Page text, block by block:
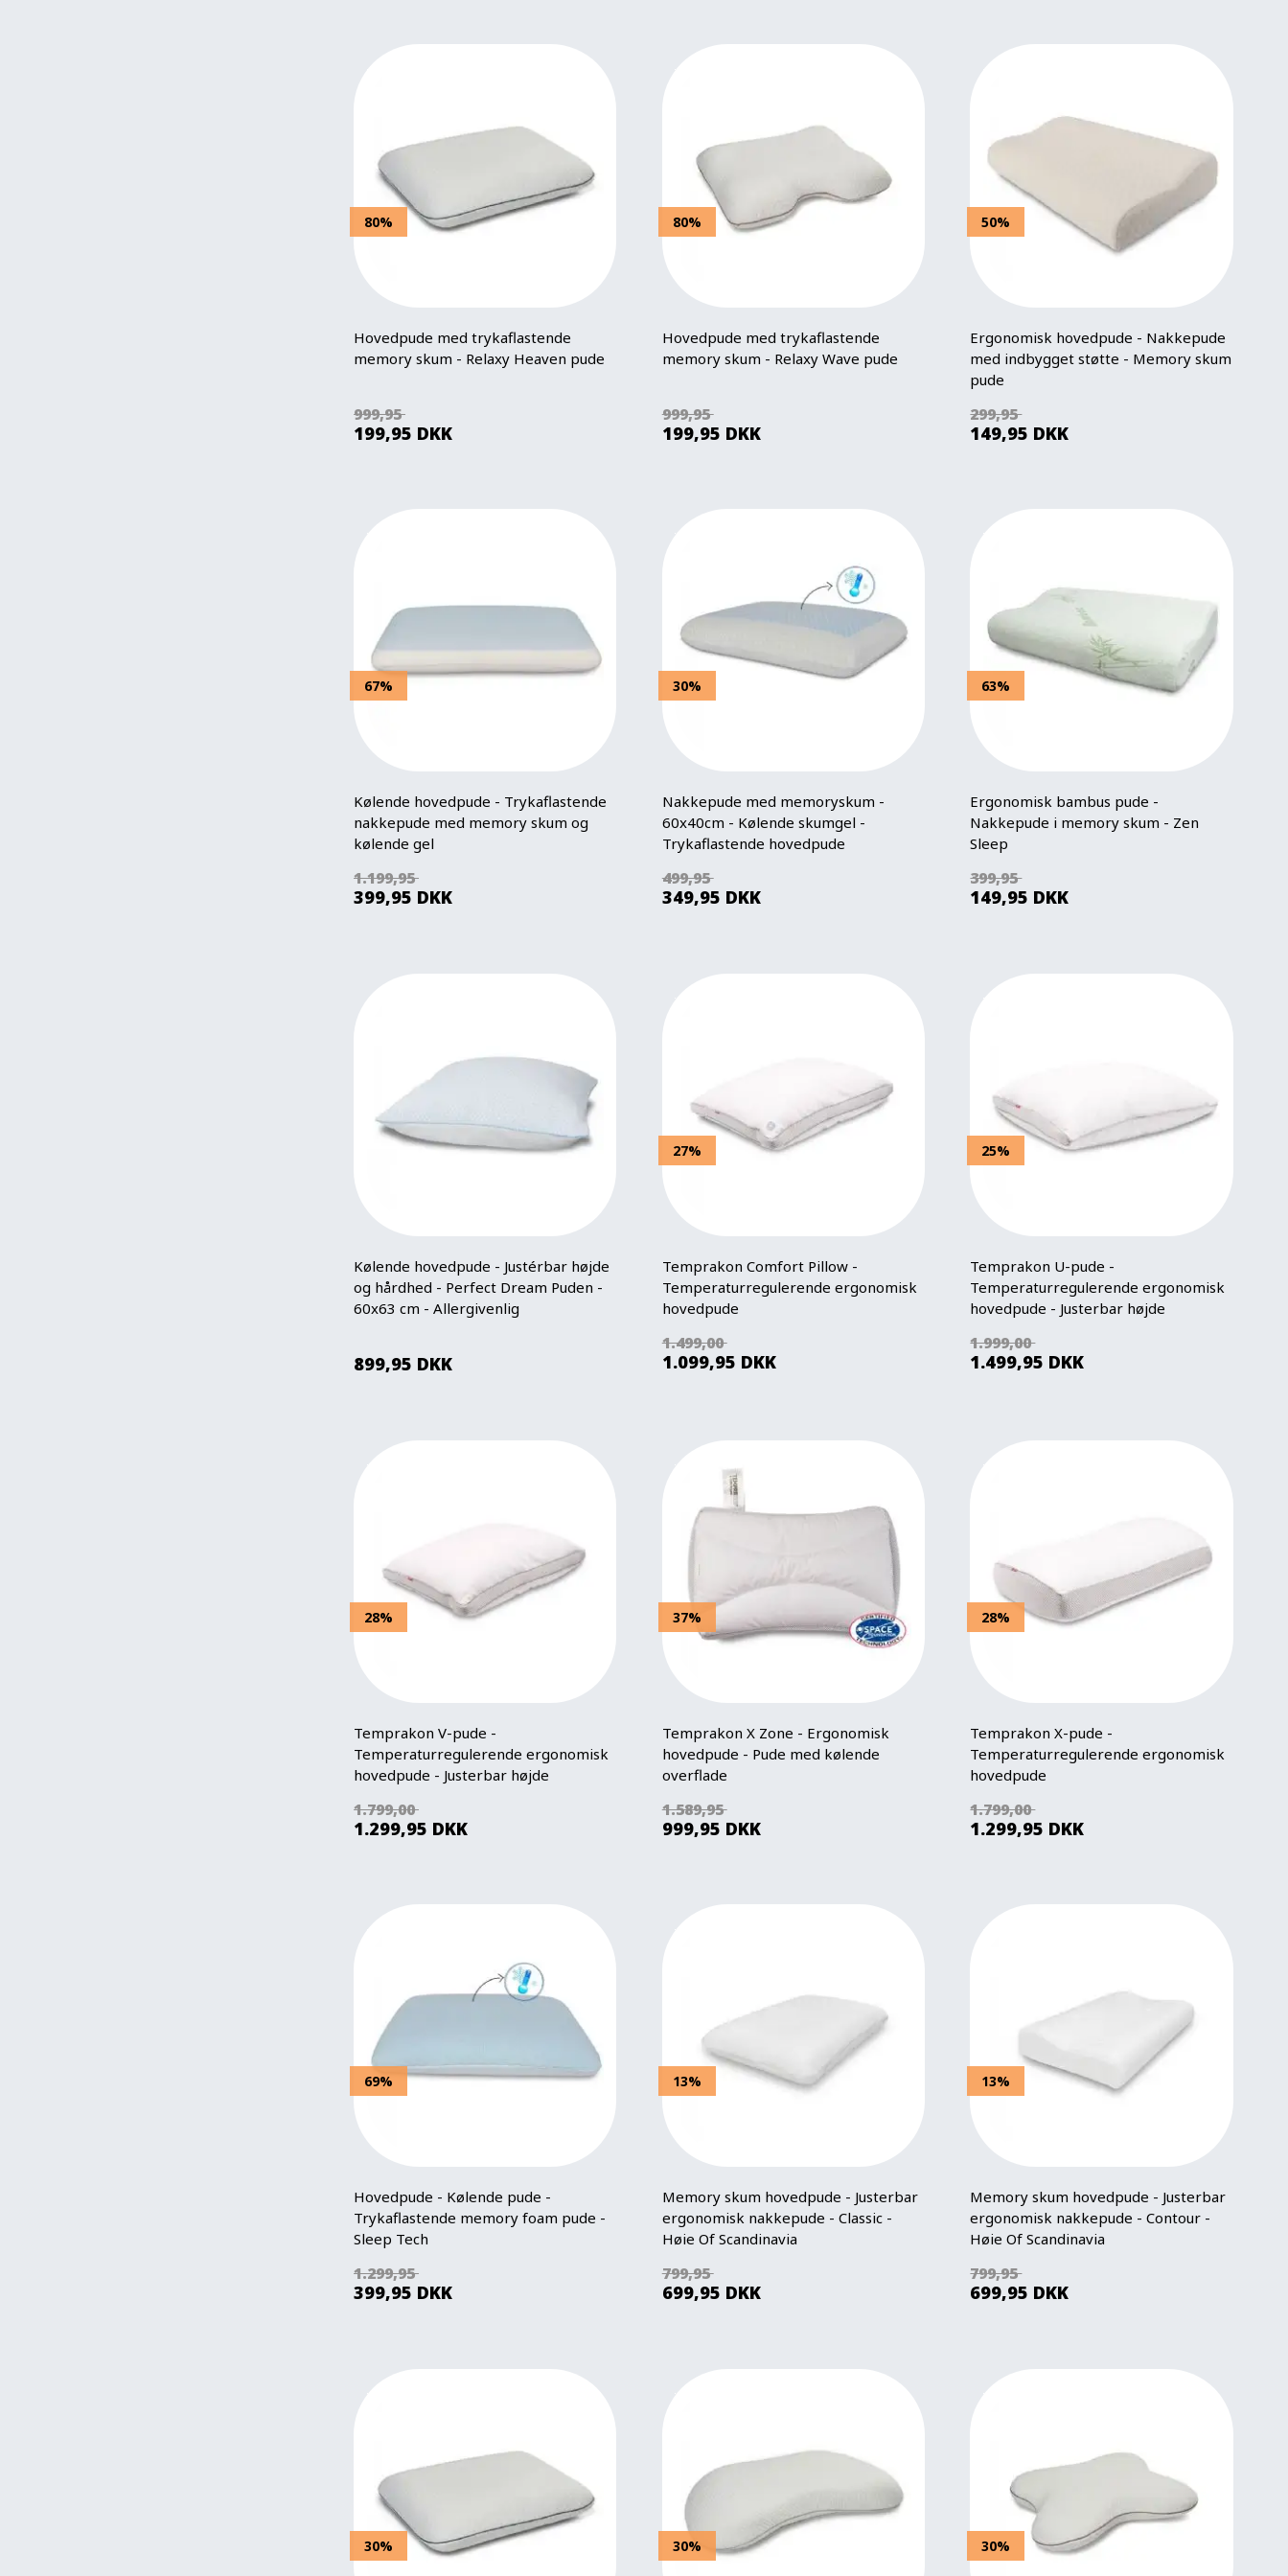
80%
Hovedpude med trykaflastende
memory skum - Relaxy Heaven pude
999,95
199,95 DKK
80%
Hovedpude med trykaflastende
memory skum - Relaxy Wave pude
999,95
199,95 DKK
50%
Ergonomisk hovedpude - Nakkepude
med indbygget støtte - Memory skum
pude
299,95
149,95 DKK
67%
Kølende hovedpude - Trykaflastende
nakkepude med memory skum og
kølende gel
1.199,95
399,95 DKK
30%
Nakkepude med memoryskum -
60x40cm - Kølende skumgel -
Trykaflastende hovedpude
499,95
349,95 DKK
63%
Ergonomisk bambus pude -
Nakkepude i memory skum - Zen
Sleep
399,95
149,95 DKK
Kølende hovedpude - Justérbar højde
og hårdhed - Perfect Dream Puden -
60x63 cm - Allergivenlig
899,95 DKK
27%
Temprakon Comfort Pillow -
Temperaturregulerende ergonomisk
hovedpude
1.499,00
1.099,95 DKK
25%
Temprakon U-pude -
Temperaturregulerende ergonomisk
hovedpude - Justerbar højde
1.999,00
1.499,95 DKK
28%
Temprakon V-pude -
Temperaturregulerende ergonomisk
hovedpude - Justerbar højde
1.799,00
1.299,95 DKK
37%
Temprakon X Zone - Ergonomisk
hovedpude - Pude med kølende
overflade
1.589,95
999,95 DKK
28%
Temprakon X-pude -
Temperaturregulerende ergonomisk
hovedpude
1.799,00
1.299,95 DKK
69%
Hovedpude - Kølende pude -
Trykaflastende memory foam pude -
Sleep Tech
1.299,95
399,95 DKK
13%
Memory skum hovedpude - Justerbar
ergonomisk nakkepude - Classic -
Høie Of Scandinavia
799,95
699,95 DKK
13%
Memory skum hovedpude - Justerbar
ergonomisk nakkepude - Contour -
Høie Of Scandinavia
799,95
699,95 DKK
30% 30% 30%